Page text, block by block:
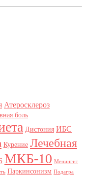
Атеросклероз
боль
Дистония ИБС
Курение Лечебная
МКБ-10 Менингит
Паркинсонизм Подагра